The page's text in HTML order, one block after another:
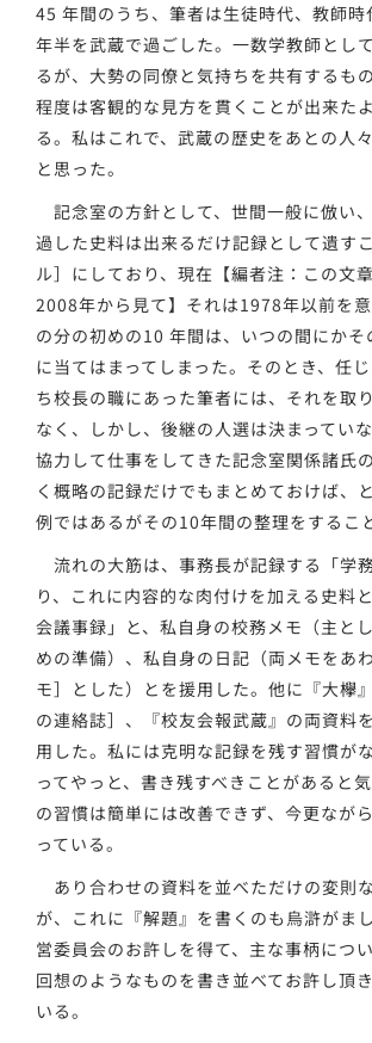
45 年間のうち、筆者は生徒時代、教師時
年半を武蔵で過ごした。一数学教師とし
るが、大勢の同僚と気持ちを共有するも
程度は客観的な見方を貫くことが出来た
る。私はこれで、武蔵の歴史をあとの人
と思った。
記念室の方針として、世間一般に倣い
過した史料は出来るだけ記録として遺す
ル］にしており、現在【編者注：この文
2008年から見て】それは1978年以前を
の分の初めの10 年間は、いつの間にかそ
に当てはまってしまった。そのとき、任
ち校長の職にあった筆者には、それを取
なく、しかし、後継の人選は決まってい
協力して仕事をしてきた記念室関係諸氏
く概略の記録だけでもまとめておけば、
例ではあるがその10年間の整理をするこ
流れの大筋は、事務長が記録する「学
り、これに内容的な肉付けを加える史料
会議事録」と、私自身の校務メモ（主と
めの準備）、私自身の日記（両メモをあ
モ］とした）とを援用した。他に『大欅
の連絡誌］、『校友会報武蔵』の両資料
用した。私には克明な記録を残す習慣が
ってやっと、書き残すべきことがあると
の習慣は簡単には改善できず、今更なが
っている。
あり合わせの資料を並べただけの変則
が、これに『解題』を書くのも烏滸がま
営委員会のお許しを得て、主な事柄につ
回想のようなものを書き並べてお許し頂
いる。